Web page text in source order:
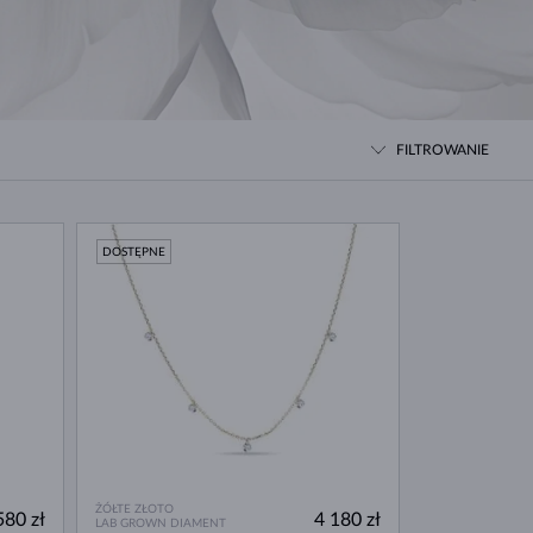
FILTROWANIE
zł
ŻÓŁTE ZŁOTO
LAB GROWN DIAMENT
DOSTĘPNE
4 180 zł